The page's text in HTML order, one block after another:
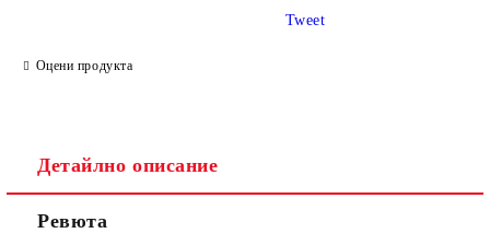
Оцени продукта
Tweet
Детайлно описание
Ревюта